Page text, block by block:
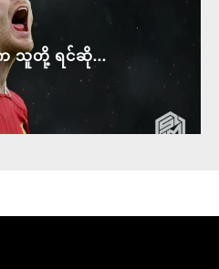
သူတို့ ရင်ဆို...